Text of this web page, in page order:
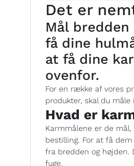
Det er
Mål
få dine
at få dine
ovenfor.
For en række af vores
produkter, skal du måle
Hvad er
Karmmålene er de
bestilling. For at få
fra bredden og højden.
fuge.